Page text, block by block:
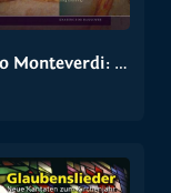
Claudio Monteverdi: Marienvesper